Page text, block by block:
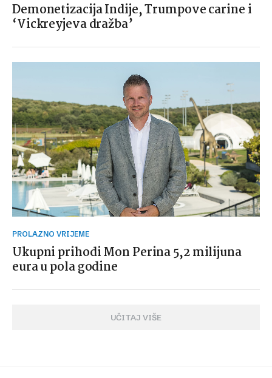
Demonetizacija Indije, Trumpove carine i
‘Vickreyjeva dražba’
PROLAZNO VRIJEME
Ukupni prihodi Mon Perina 5,2 milijuna
eura u pola godine
UČITAJ VIŠE